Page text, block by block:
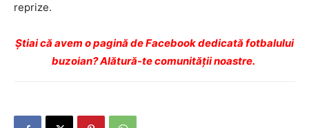
reprize.
Ştiai că avem o pagină de Facebook dedicată fotbalului
buzoian? Alătură-te comunității noastre.